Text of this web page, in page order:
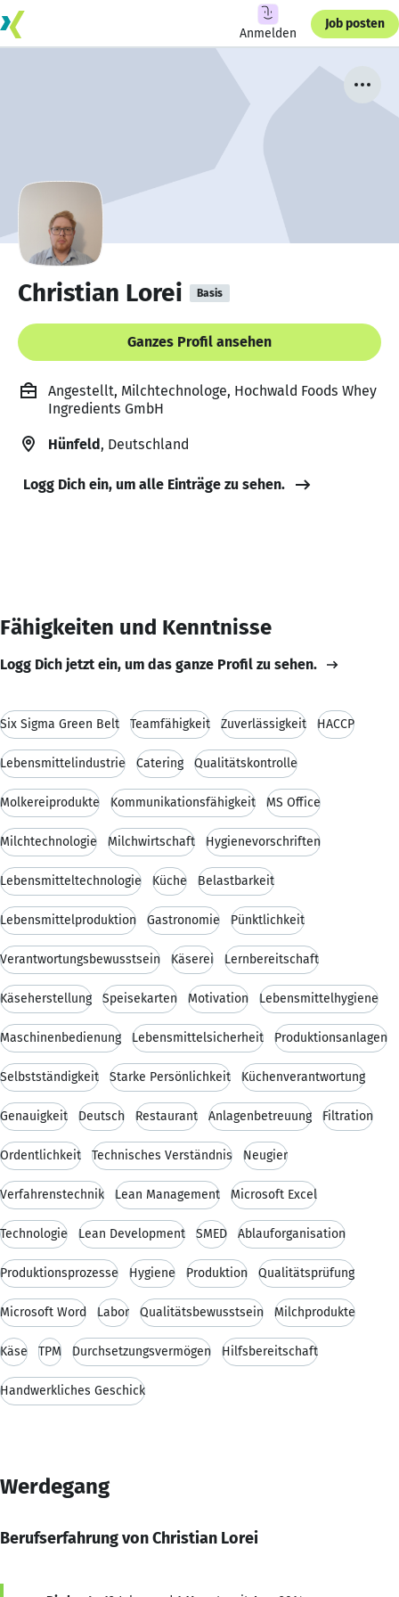
Anmelden
Job posten
Christian Lorei Basis
Ganzes Profil ansehen
Angestellt, Milchtechnologe, Hochwald Foods Whey
Ingredients GmbH
Hünfeld, Deutschland
Logg Dich ein, um alle Einträge zu sehen.
Fähigkeiten und Kenntnisse
Logg Dich jetzt ein, um das ganze Profil zu sehen.
Six Sigma Green Belt Teamfähigkeit Zuverlässigkeit HACCP
Lebensmittelindustrie Catering Qualitätskontrolle
Molkereiprodukte Kommunikationsfähigkeit MS Office
Milchtechnologie Milchwirtschaft Hygienevorschriften
Lebensmitteltechnologie Küche Belastbarkeit
Lebensmittelproduktion Gastronomie Pünktlichkeit
Verantwortungsbewusstsein Käserei Lernbereitschaft
Käseherstellung Speisekarten Motivation Lebensmittelhygiene
Maschinenbedienung Lebensmittelsicherheit Produktionsanlagen
Selbstständigkeit Starke Persönlichkeit Küchenverantwortung
Genauigkeit Deutsch Restaurant Anlagenbetreuung Filtration
Ordentlichkeit Technisches Verständnis Neugier
Verfahrenstechnik Lean Management Microsoft Excel
Technologie Lean Development SMED Ablauforganisation
Produktionsprozesse Hygiene Produktion Qualitätsprüfung
Microsoft Word Labor Qualitätsbewusstsein Milchprodukte
Käse TPM Durchsetzungsvermögen Hilfsbereitschaft
Handwerkliches Geschick
Werdegang
Berufserfahrung von Christian Lorei